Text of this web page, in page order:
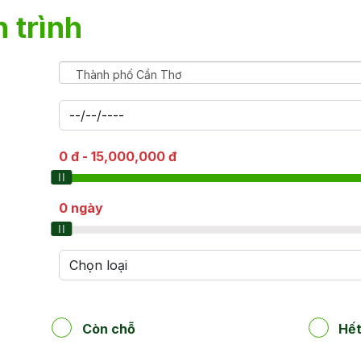
trình
Thành phố Cần Thơ
0 đ- 15,000,000 đ
0 ngày
Còn chỗ